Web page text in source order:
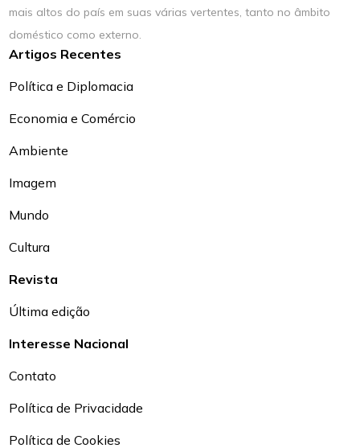
mais altos do país em suas várias vertentes, tanto no âmbito
doméstico como externo.
Artigos Recentes
Política e Diplomacia
Economia e Comércio
Ambiente
Imagem
Mundo
Cultura
Revista
Última edição
Interesse Nacional
Contato
Política de Privacidade
Política de Cookies